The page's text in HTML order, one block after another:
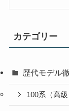
カテゴリー
歴代モデル
100系（高